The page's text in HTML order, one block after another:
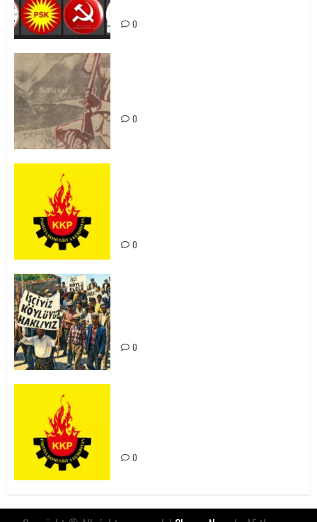
0
0
0
0
0